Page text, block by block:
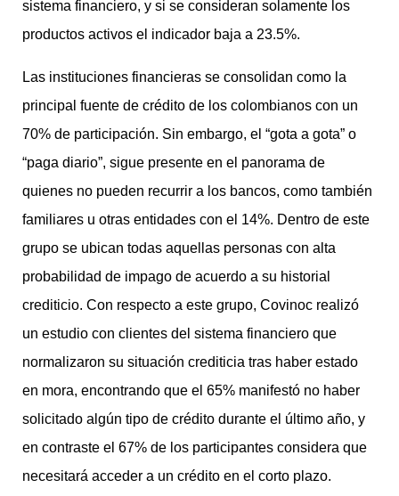
sistema financiero, y si se consideran solamente los
productos activos el indicador baja a 23.5%.
Las instituciones financieras se consolidan como la
principal fuente de crédito de los colombianos con un
70% de participación. Sin embargo, el “gota a gota” o
“paga diario”, sigue presente en el panorama de
quienes no pueden recurrir a los bancos, como también
familiares u otras entidades con el 14%. Dentro de este
grupo se ubican todas aquellas personas con alta
probabilidad de impago de acuerdo a su historial
crediticio. Con respecto a este grupo, Covinoc realizó
un estudio con clientes del sistema financiero que
normalizaron su situación crediticia tras haber estado
en mora, encontrando que el 65% manifestó no haber
solicitado algún tipo de crédito durante el último año, y
en contraste el 67% de los participantes considera que
necesitará acceder a un crédito en el corto plazo.